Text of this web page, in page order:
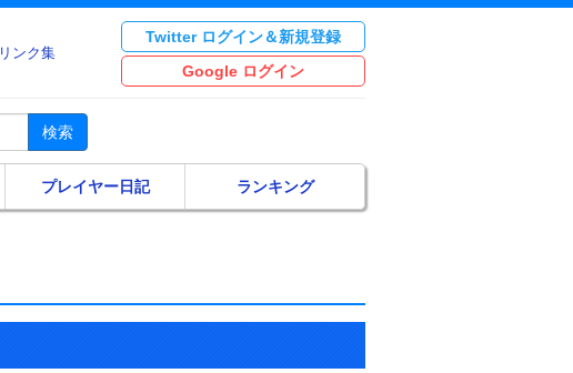
リンク集
Twitter ログイン＆新規登録
Google ログイン
検索
プレイヤー日記 ランキング